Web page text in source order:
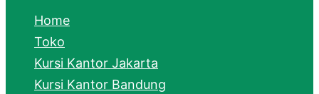
h
Home
Toko
Kursi Kantor Jakarta
Kursi Kantor Bandung